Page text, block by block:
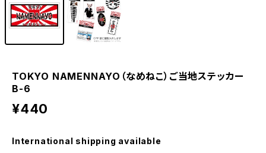
TOKYO NAMENNAYO（なめねこ）ご当地ステッカー
B-6
¥440
International shipping available